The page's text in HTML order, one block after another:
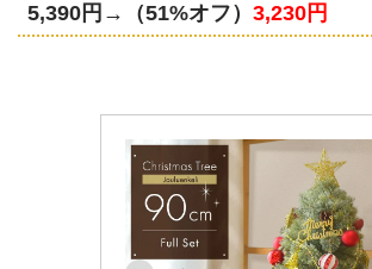
5,390円→ （51%オフ） 3,230円